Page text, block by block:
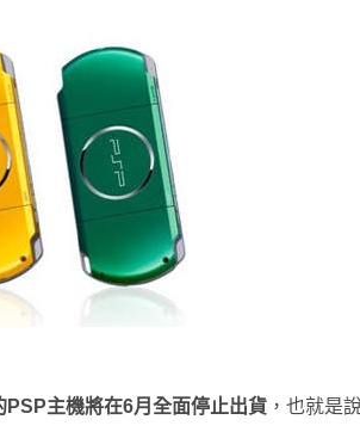
PSP主機將在6月全面停止出貨 ，也就是